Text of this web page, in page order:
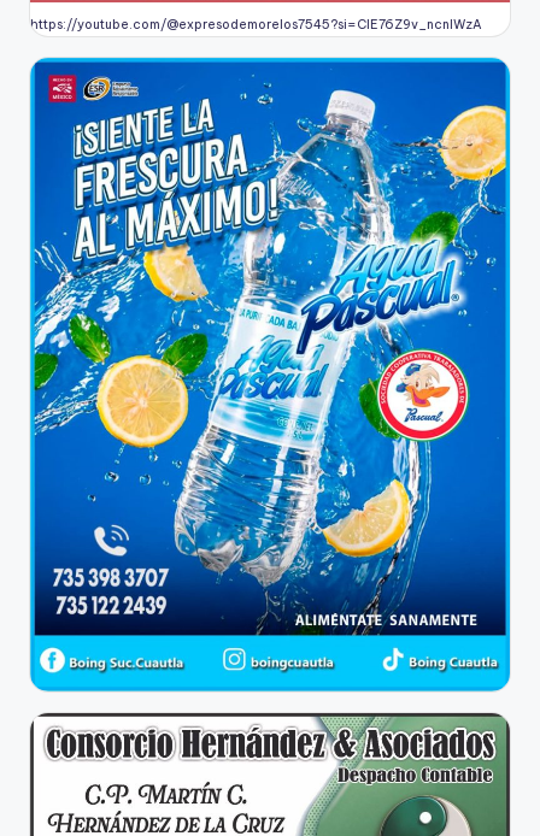
https://youtube.com/@expresodemorelos7545?si=CIE76Z9v_ncnlWzA